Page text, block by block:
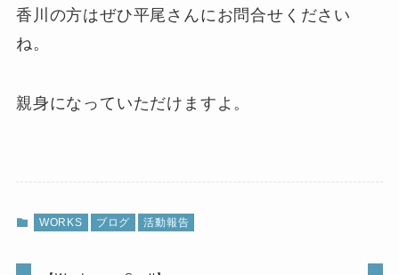
香川の方はぜひ平尾さんにお問合せください
ね。
親身になっていただけますよ。
WORKS ブログ 活動報告